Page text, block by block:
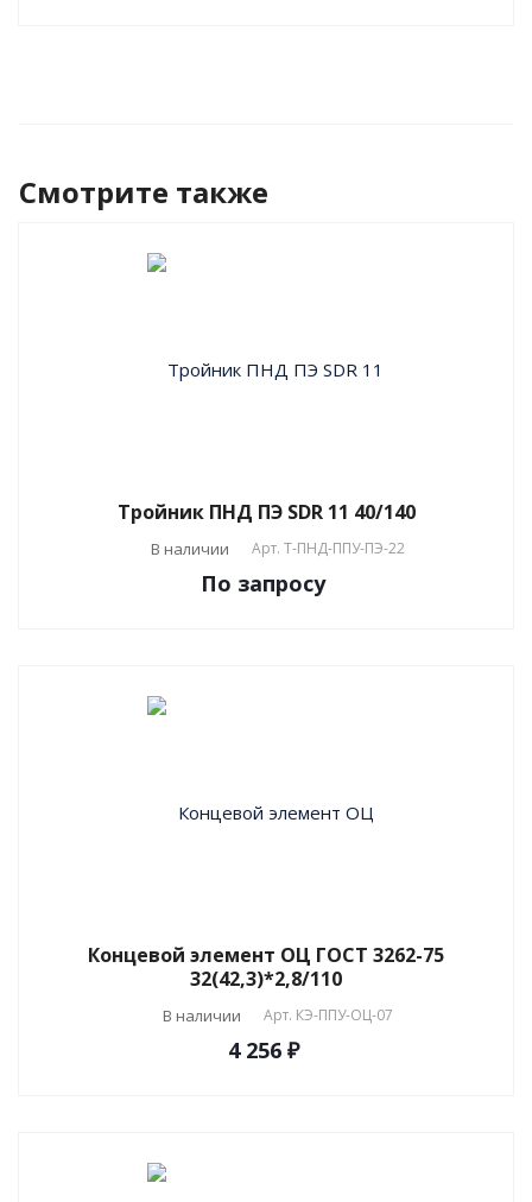
Смотрите также
Тройник ПНД ПЭ SDR 11 40/140
В наличии Арт. T-ПНД-ППУ-ПЭ-22
По запросу
Концевой элемент ОЦ ГОСТ 3262-75
32(42,3)*2,8/110
В наличии Арт. КЭ-ППУ-ОЦ-07
4 256 ₽